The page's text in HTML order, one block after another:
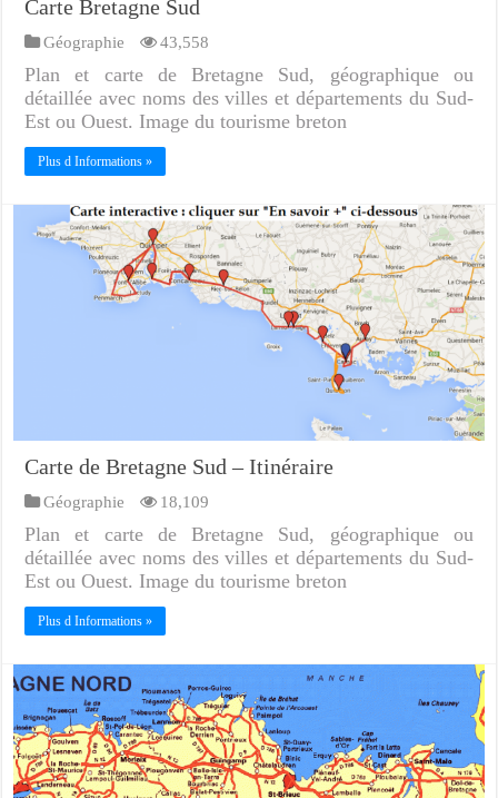
Carte Bretagne Sud
Géographie 43,558
Plan et carte de Bretagne Sud, géographique ou
détaillée avec noms des villes et départements du Sud-
Est ou Ouest. Image du tourisme breton
Plus d Informations »
Carte de Bretagne Sud – Itinéraire
Géographie 18,109
Plan et carte de Bretagne Sud, géographique ou
détaillée avec noms des villes et départements du Sud-
Est ou Ouest. Image du tourisme breton
Plus d Informations »